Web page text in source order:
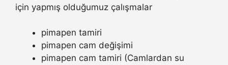
için yapmış olduğumuz çalışmalar
pimapen tamiri
pimapen cam değişimi
pimapen cam tamiri (Camlardan su